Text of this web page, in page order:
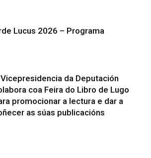
Lucus 2026 – Programa
da Deputación
coa Feira do Libro de Lugo
promocionar a lectura e dar a
as súas publicacións